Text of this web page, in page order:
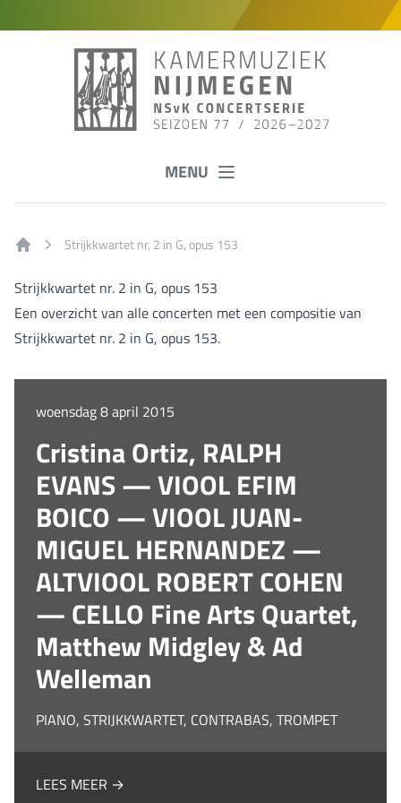
MENU
Strijkkwartet nr. 2 in G, opus 153
Strijkkwartet nr. 2 in G, opus 153
Een overzicht van alle concerten met een compositie van
Strijkkwartet nr. 2 in G, opus 153.
woensdag 8 april 2015
Cristina Ortiz, RALPH
EVANS — VIOOL EFIM
BOICO — VIOOL JUAN-
MIGUEL HERNANDEZ —
ALTVIOOL ROBERT COHEN
— CELLO Fine Arts Quartet,
Matthew Midgley & Ad
Welleman
PIANO, STRIJKKWARTET, CONTRABAS, TROMPET
LEES MEER →